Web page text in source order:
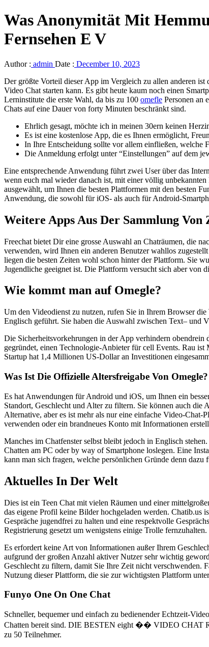
Was Anonymität Mit
Fernsehen E V
Author : admin Date : December 10, 2023
Der größte Vorteil dieser App im Vergleich zu allen anderen ist
Video Chat starten kann. Es gibt heute kaum noch einen
Lerninstitute die erste Wahl, da bis zu 100 omefle Personen an
Chats auf eine Dauer von forty Minuten beschränkt sind.
Ehrlich gesagt, möchte ich in meinen 30ern keinen
Es ist eine kostenlose App, die es Ihnen ermöglicht,
In Ihre Entscheidung sollte vor allem einfließen, welche
Die Anmeldung erfolgt unter “Einstellungen” auf dem
Eine entsprechende Anwendung führt zwei User über das
wenn euch mal wieder danach ist, mit einer völlig
ausgewählt, um Ihnen die besten Plattformen mit den besten
Anwendung, die sowohl für iOS- als auch für Android-
Weitere Apps Aus Der Sammlung Von
Freechat bietet Dir eine grosse Auswahl an Chaträumen, die
verwenden, wird Ihnen ein anderen Benutzer wahllos
liegen die besten Zeiten wohl schon hinter der Plattform. Sie
Jugendliche geeignet ist. Die Plattform versucht sich aber von
Wie kommt man auf Omegle?
Um den Videodienst zu nutzen, rufen Sie in Ihrem Browser
Englisch geführt. Sie haben die Auswahl zwischen Text– und
Die Sicherheitsvorkehrungen in der App verhindern
gegründet, einen Technologie-Anbieter für cell Events. Rau
Startup hat 1,4 Millionen US-Dollar an Investitionen
Was Ist Die Offizielle Altersfreigabe Von Omegle?
Es hat Anwendungen für Android und iOS, um Ihnen ein
Standort, Geschlecht und Alter zu filtern. Sie können auch
Alternative, aber es ist mehr als nur eine einfache Video-
verwenden oder ein brandneues Konto mit Informationen
Manches im Chatfenster selbst bleibt jedoch in Englisch
Chatten am PC oder by way of Smartphone loslegen. Eine
kann man sich fragen, welche persönlichen Gründe denn
Aktuelles In Der Welt
Dies ist ein Teen Chat mit vielen Räumen und einer
das eigene Profil keine Bilder hochgeladen werden. Chatib.us
Gespräche jugendfrei zu halten und eine respektvolle
Registrierung gesetzt um wenigstens einige Trolle fernzuhalten.
Es erfordert keine Art von Informationen außer Ihrem
aufgrund der großen Anzahl aktiver Nutzer sehr wichtig
Geschlecht zu filtern, damit Sie Ihre Zeit nicht verschwenden.
Nutzung dieser Plattform, die sie zur wichtigsten Plattform
Funyo One On One Chat
Schneller, bequemer und einfach zu bedienender Echtzeit-
Chatten bereit sind. DIE BESTEN eight �� VIDEO CHAT
zu 50 Teilnehmer.